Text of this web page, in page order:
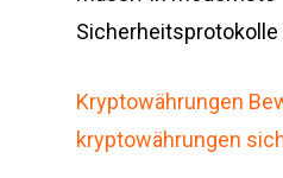
Kryptowährungen
kryptowährungen